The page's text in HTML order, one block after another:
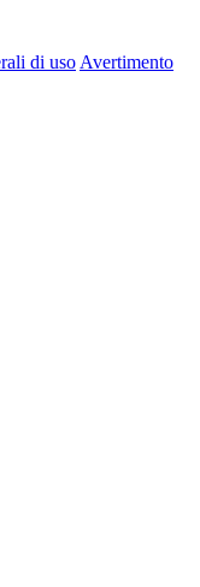
di uso Avertimento